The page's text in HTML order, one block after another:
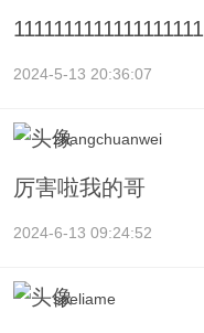
1111111111111111111
2024-5-13 20:36:07
zhangchuanwei
厉害啦我的哥
2024-6-13 09:24:52
speliame